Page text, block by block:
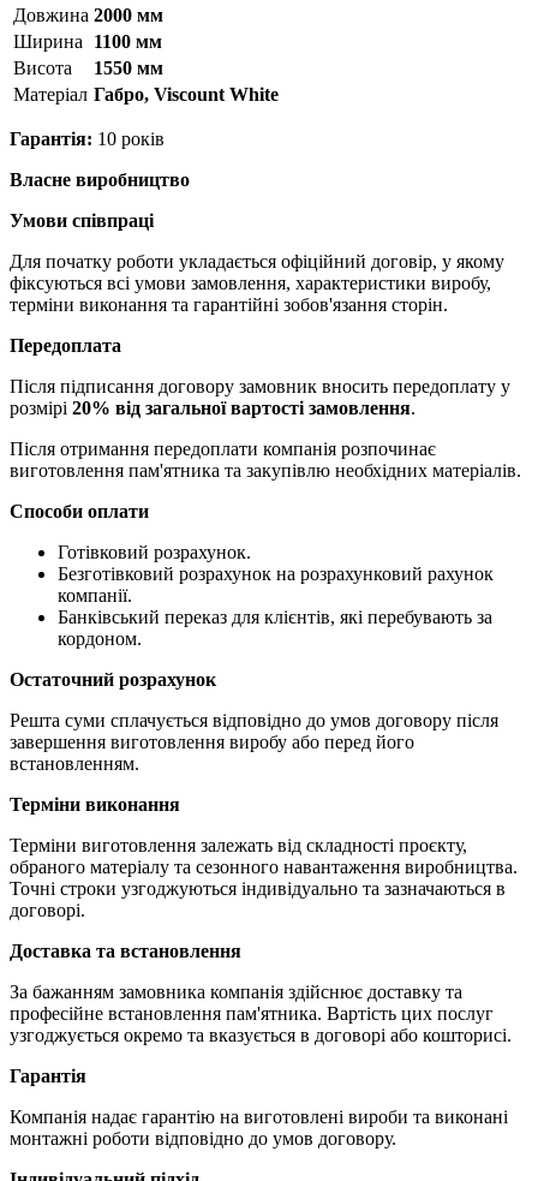
Довжина 2000 мм
Ширина
1100 мм
Висота
1550 мм
Матерiал Габро, Viscount White
Гарантія: 10 років
Власне виробництво
Умови співпраці
Для початку роботи укладається офіційний договір, у якому
фіксуються всі умови замовлення, характеристики виробу,
терміни виконання та гарантійні зобов'язання сторін.
Передоплата
Після підписання договору замовник вносить передоплату у
розмірі 20% від загальної вартості замовлення.
Після отримання передоплати компанія розпочинає
виготовлення пам'ятника та закупівлю необхідних матеріалів.
Способи оплати
Готівковий розрахунок.
Безготівковий розрахунок на розрахунковий рахунок
компанії.
Банківський переказ для клієнтів, які перебувають за
кордоном.
Остаточний розрахунок
Решта суми сплачується відповідно до умов договору після
завершення виготовлення виробу або перед його
встановленням.
Терміни виконання
Терміни виготовлення залежать від складності проєкту,
обраного матеріалу та сезонного навантаження виробництва.
Точні строки узгоджуються індивідуально та зазначаються в
договорі.
Доставка та встановлення
За бажанням замовника компанія здійснює доставку та
професійне встановлення пам'ятника. Вартість цих послуг
узгоджується окремо та вказується в договорі або кошторисі.
Гарантія
Компанія надає гарантію на виготовлені вироби та виконані
монтажні роботи відповідно до умов договору.